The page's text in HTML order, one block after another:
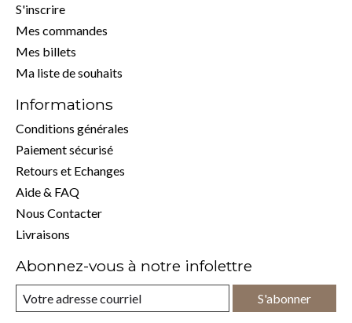
S'inscrire
Mes commandes
Mes billets
Ma liste de souhaits
Informations
Conditions générales
Paiement sécurisé
Retours et Echanges
Aide & FAQ
Nous Contacter
Livraisons
Abonnez-vous à notre infolettre
S'abonner